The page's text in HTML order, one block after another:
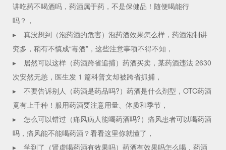
讲吃药不喝酒吗，药酒属于药，不是保健品！随便喝能行
吗？，
▸
真没想到（泡药酒的危害）泡药酒效果怎么样，药酒泡制讲
究多，稍有不慎成“毒酒”，这些注意事项不得不知，
▸
居然可以这样（药酒跨省追捕）药酒买卖，某药酒违法 2630
次安然无恙，医生发 1 篇科普文却被跨省抓捕，
▸
不要告诉别人（药酒是药品吗?）药酒是什么剂型，OTC药酒
竟有上千种！服用药酒要注意用量、体质和季节，
▸
怎么可以错过（痛风病人能喝药酒吗?）痛风患者可以喝药酒
吗，痛风能不能喝药酒？看看这里你就懂了，
▸
学到了（肾虚喝药酒有效果吗）药酒有效果吗怎么喝，药酒